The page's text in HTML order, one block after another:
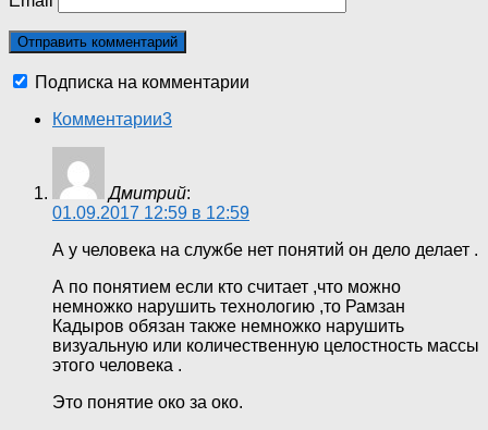
Подписка на комментарии
Комментарии3
Дмитрий:
01.09.2017 12:59 в 12:59
А у человека на службе нет понятий он дело делает .
А по понятием если кто считает ,что можно
немножко нарушить технологию ,то Рамзан
Кадыров обязан также немножко нарушить
визуальную или количественную целостность массы
этого человека .
Это понятие око за око.